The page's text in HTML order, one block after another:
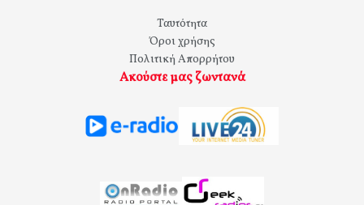
Ταυτότητα
Όροι χρήσης
Πολιτική Απορρήτου
Ακούστε μας ζωντανά